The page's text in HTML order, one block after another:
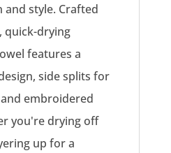
style. Crafted
quick-drying
features a
side splits for
embroidered
you're drying off
up for a